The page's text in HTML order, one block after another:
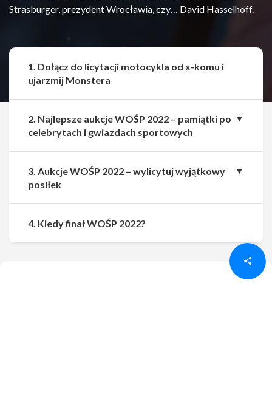
Strasburger, prezydent Wrocławia, czy… David Hasselhoff.
Udostępnij
1. Dołącz do licytacji motocykla od x-komu i
ujarzmij Monstera
2. Najlepsze aukcje WOŚP 2022 – pamiątki po
celebrytach i gwiazdach sportowych
3. Aukcje WOŚP 2022 – wylicytuj wyjątkowy
posiłek
4. Kiedy finał WOŚP 2022?